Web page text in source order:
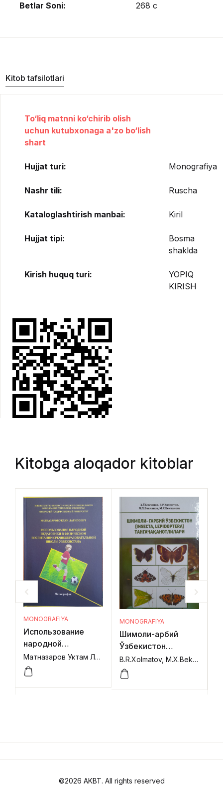
Betlar Soni: 268 с
Kitob tafsilotlari
To‘liq matnni ko‘chirib olish
uchun kutubxonaga a'zo bo‘lish
shart
Hujjat turi: Monografiya
Nashr tili: Ruscha
Kataloglashtirish manbai: Kiril
Hujjat tipi:
Bosma
shaklda
Kirish huquq turi:
YOPIQ
KIRISH
Kitobga aloqador kitoblar
MONOGRAFIYA
Использование
народной
педагогики в
физическом
воспитании
среднеобразовательной
Матназаров Уктам Латипович,
MONOGRAFIYA
Шимоли-ғарбий
Ўзбекистон
(insecta,
lepidoptera)
тангачақанотлилари
B.R.Xolmatov, M.X.Bekchanov,
©2026 AKBT. All rights reserved